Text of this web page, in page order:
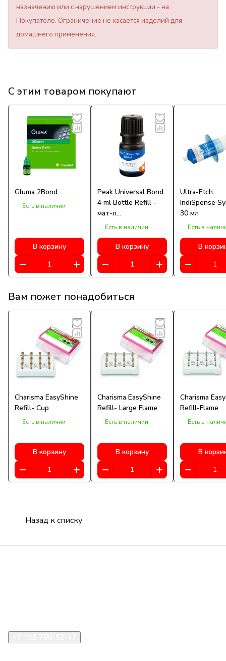
назначению или с нарушением инструкции - на
Покупателе. Ограничение не касается изделий для
домашнего применения.
С этим товаром покупают
Gluma 2Bond
Есть в наличии
В корзину
Peak Universal Bond
4 ml Bottle Refill -
мат-л
стоматологический
Есть в наличии
В корзину
Ultra-Etch
IndiSpense
30 мл
Есть в
В
Вам пожет понадобиться
Charisma EasyShine
Refill- Cup
Есть в наличии
В корзину
Charisma EasyShine
Refill- Large Flame
Есть в наличии
В корзину
Charisma
Refill-Flame
Есть в
В
Назад к списку